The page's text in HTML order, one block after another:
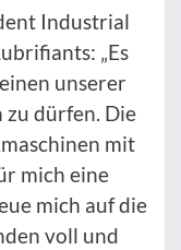
Industrial
„Es
unserer
dürfen. Die
mit
mich eine
mich auf die
voll und